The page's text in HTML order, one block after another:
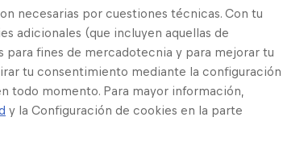
of two-wheel films, shows …
necesarias por cuestiones técnicas. Con tu
adicionales (que incluyen aquellas de
fines de mercadotecnia y para mejorar tu
tu consentimiento mediante la configuración
todo momento. Para mayor información,
y la Configuración de cookies en la parte